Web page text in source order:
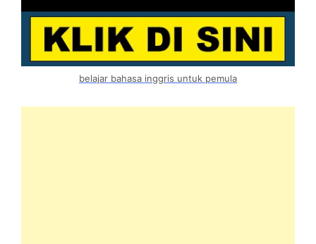
belajar bahasa inggris untuk pemula